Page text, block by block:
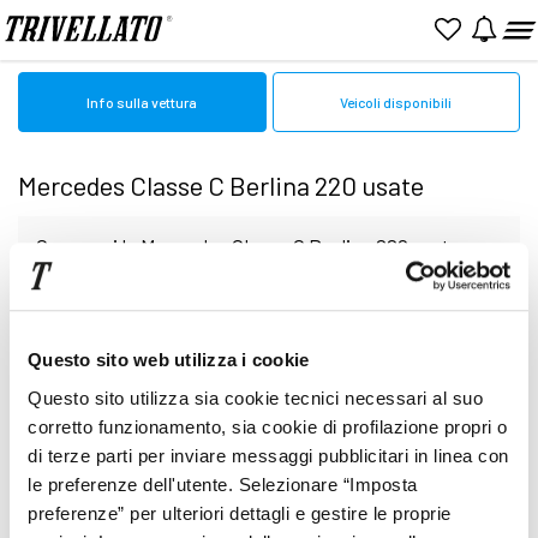
Questo sito web utilizza i cookie
Questo sito utilizza sia cookie tecnici necessari al suo
corretto funzionamento, sia cookie di profilazione propri o
di terze parti per inviare messaggi pubblicitari in linea con
le preferenze dell'utente. Selezionare “Imposta
preferenze” per ulteriori dettagli e gestire le proprie
Home Mercedes Classe C Berlina 220
Info sulla vettura Veicoli disponibili
Mercedes Classe C Berlina 220 usate
Cerca qui le Mercedes Classe C Berlina 220 usate
o aziendali in vendita online. Sfoglia le pagine per
valutare l'auto perfetta tra quelle presenti
Presso le nostre Concessionarie potrai
finalizzare la scelta finale. I veicoli vengono
Nessun veicolo al momento disponibile